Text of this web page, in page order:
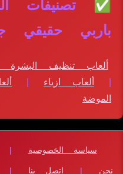
✅ تصنيفات
باربي حقيقي
ألعاب تنظيف البشرة
|
ألعاب ازياء |
الموضة
سياسة الخصوصية |
نحن | اتصل بنا |